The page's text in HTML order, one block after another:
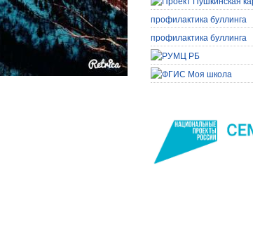
профилактика буллинга
профилактика буллинга